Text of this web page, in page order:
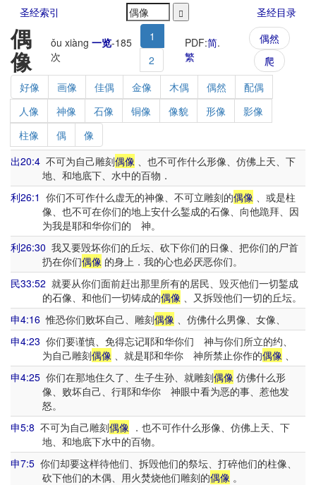
圣经索引 圣经目录
偶
像
ǒu xiàng 一览-185
次
1
2
PDF:简.
繁
偶然
爬
好像
画像 佳偶 金像 木偶 偶然
配偶
人像
神像 石像 铜像 像貌 形像
影像
柱像
偶
像
出20:4 不可为自己雕刻偶像 、也不可作什么形像、仿佛上天、下
地、和地底下、水中的百物．
利26:1 你们不可作什么虚无的神像、不可立雕刻的偶像 、或是柱
像、也不可在你们的地上安什么錾成的石像、向他跪拜、因
为我是耶和华你们的 神。
利26:30 我又要毁坏你们的丘坛、砍下你们的日像、把你们的尸首
扔在你们偶像的身上．我的心也必厌恶你们。
民33:52 就要从你们面前赶出那里所有的居民、毁灭他们一切錾成
的石像、和他们一切铸成的偶像、又拆毁他们一切的丘坛。
申4:16 惟恐你们败坏自己、雕刻偶像 、仿佛什么男像、女像、
申4:23 你们要谨慎、免得忘记耶和华你们 神与你们所立的约、
为自己雕刻偶像、就是耶和华你 神所禁止你作的偶像、
申4:25 你们在那地住久了、生子生孙、就雕刻偶像 仿佛什么形
像、败坏自己、行耶和华你 神眼中看为恶的事、惹他发
怒。
申5:8 不可为自己雕刻偶像 ．也不可作什么形像、仿佛上天、下
地、和地底下水中的百物。
申7:5 你们却要这样待他们、拆毁他们的祭坛、打碎他们的柱像、
砍下他们的木偶、用火焚烧他们雕刻的偶像。